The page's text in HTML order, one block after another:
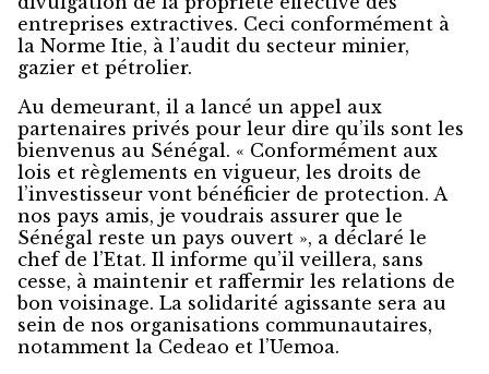
entreprises extractives. Ceci conformément à
la Norme Itie, à l’audit du secteur minier,
gazier et pétrolier.
Au demeurant, il a lancé un appel aux
partenaires privés pour leur dire qu’ils sont les
bienvenus au Sénégal. « Conformément aux
lois et règlements en vigueur, les droits de
l’investisseur vont bénéficier de protection. A
nos pays amis, je voudrais assurer que le
Sénégal reste un pays ouvert », a déclaré le
chef de l’Etat. Il informe qu’il veillera, sans
cesse, à maintenir et raffermir les relations de
bon voisinage. La solidarité agissante sera au
sein de nos organisations communautaires,
notamment la Cedeao et l’Uemoa.